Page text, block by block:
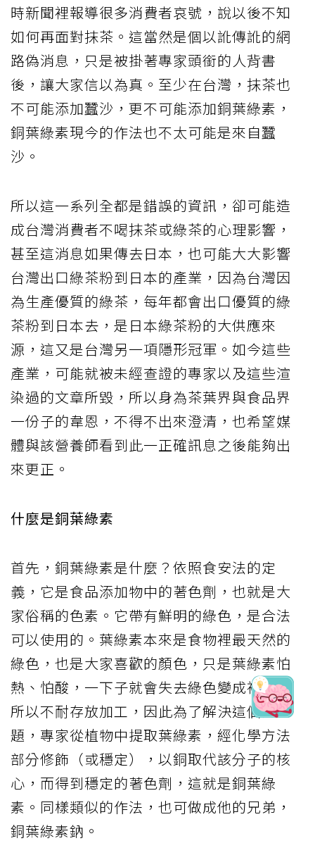
時新聞裡報導很多消費者哀號，說以後不知
如何再面對抹茶。這當然是個以訛傳訛的網
路偽消息，只是被掛著專家頭銜的人背書
後，讓大家信以為真。至少在台灣，抹茶也
不可能添加蠶沙，更不可能添加銅葉綠素，
銅葉綠素現今的作法也不太可能是來自蠶
沙。
所以這一系列全都是錯誤的資訊，卻可能造
成台灣消費者不喝抹茶或綠茶的心理影響，
甚至這消息如果傳去日本，也可能大大影響
台灣出口綠茶粉到日本的產業，因為台灣因
為生產優質的綠茶，每年都會出口優質的綠
茶粉到日本去，是日本綠茶粉的大供應來
源，這又是台灣另一項隱形冠軍。如今這些
產業，可能就被未經查證的專家以及這些渲
染過的文章所毀，所以身為茶葉界與食品界
一份子的韋恩，不得不出來澄清，也希望媒
體與該營養師看到此一正確訊息之後能夠出
來更正。
什麼是銅葉綠素
首先，銅葉綠素是什麼？依照食安法的定
義，它是食品添加物中的著色劑，也就是大
家俗稱的色素。它帶有鮮明的綠色，是合法
可以使用的。葉綠素本來是食物裡最天然的
綠色，也是大家喜歡的顏色，只是葉綠素怕
熱、怕酸，一下子就會失去綠色變成褐色，
所以不耐存放加工，因此為了解決這個問
題，專家從植物中提取葉綠素，經化學方法
部分修飾（或穩定），以銅取代該分子的核
心，而得到穩定的著色劑，這就是銅葉綠
素。同樣類似的作法，也可做成他的兄弟，
銅葉綠素鈉。